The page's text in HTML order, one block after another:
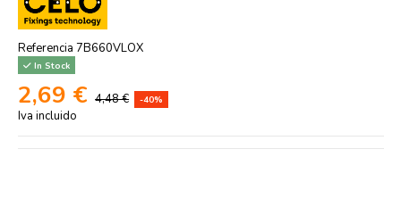
Referencia 7B660VLOX
In Stock
2,69 € 4,48 € -40%
Iva incluido